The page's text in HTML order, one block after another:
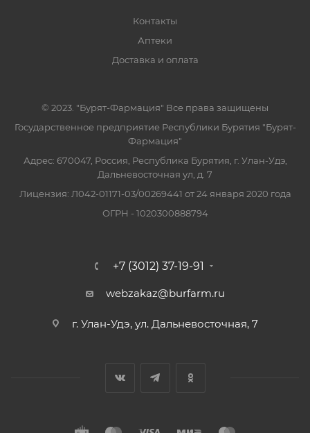
Контакты
Аптеки
Доставка и оплата
© 2023. "Бурят-Фармация" Все права защищены
Государственное предприятие Республики Бурятия "Бурят-
Фармация"
Адрес: 670047, Россия, Республика Бурятия, г. Улан-Удэ,
Дальневосточная ул, д. 7
Лицензия: Л042-01171-03/00269441 от 24 января 2020 года
ОГРН - 1020300888794
+7 (3012) 37-19-91
webzakaz@burfarm.ru
г. Улан-Удэ, ул. Дальневосточная, 7